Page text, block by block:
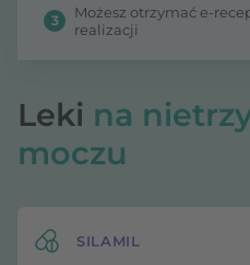
3
Możesz otrzymać e-
realizacji
Leki na
moczu
SILAMIL